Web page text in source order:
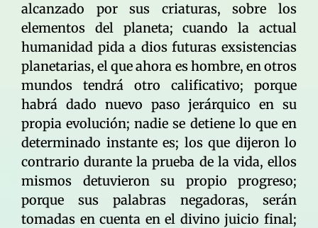
alcanzado por sus criaturas, sobre los
elementos del planeta; cuando la actual
humanidad pida a dios futuras exsistencias
planetarias, el que ahora es hombre, en otros
mundos tendrá otro calificativo; porque
habrá dado nuevo paso jerárquico en su
propia evolución; nadie se detiene lo que en
determinado instante es; los que dijeron lo
contrario durante la prueba de la vida, ellos
mismos detuvieron su propio progreso;
porque sus palabras negadoras, serán
tomadas en cuenta en el divino juicio final;